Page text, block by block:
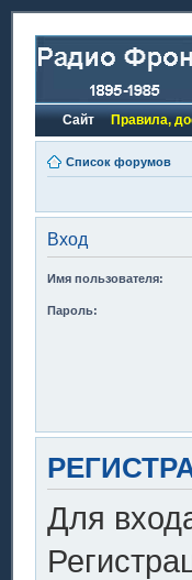
Сайт Правила,
Список форумов
Вход
Имя пользователя:
Пароль:
Для